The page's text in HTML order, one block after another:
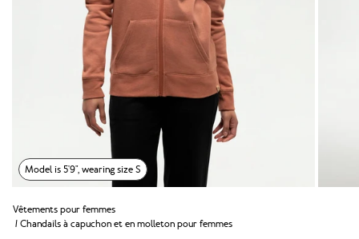
Model is 5'9", wearing size S
Vêtements pour femmes
/Chandails à capuchon et en molleton pour femmes